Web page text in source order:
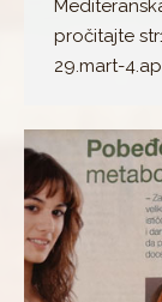
pročitajte
29.mart-